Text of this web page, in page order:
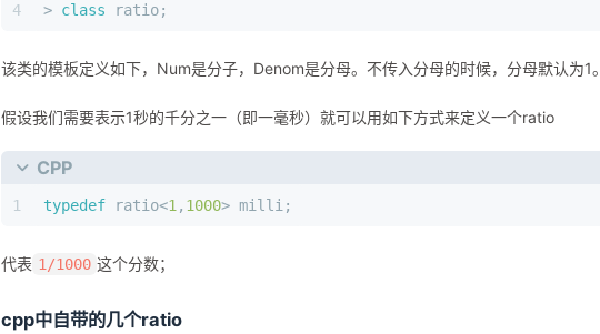
4
> class ratio;
该类的模板定义如下，Num是分子，Denom是分母。不传入分母的时候，分母默认为1。
假设我们需要表示1秒的千分之一（即一毫秒）就可以用如下方式来定义一个ratio
CPP
1 typedef ratio<1 , 1000> milli;
代表 1/1000 这个分数；
cpp中自带的几个ratio